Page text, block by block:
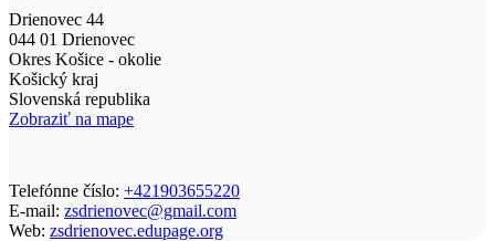
Drienovec 44
044 01 Drienovec
Okres Košice - okolie
Košický kraj
Slovenská republika
Zobraziť na mape
Telefónne číslo: +421903655220
E-mail: zsdrienovec@gmail.com
Web: zsdrienovec.edupage.org